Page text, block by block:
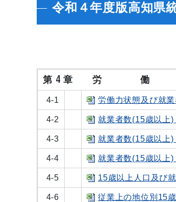
令和４年度版高知県
第 4 章 労 働
4-1 労働力状態及び就
4-2 就業者数(15歳以上
4-3 就業者数(15歳以上
4-4 就業者数(15歳以上
4-5 15歳以上人口及び
4-6 従業上の地位別15